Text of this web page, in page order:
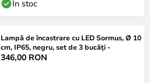
În stoc
Lampă de încastrare cu LED Sormus, Ø 10
cm, IP65, negru, set de 3 bucăți -
346,00 RON